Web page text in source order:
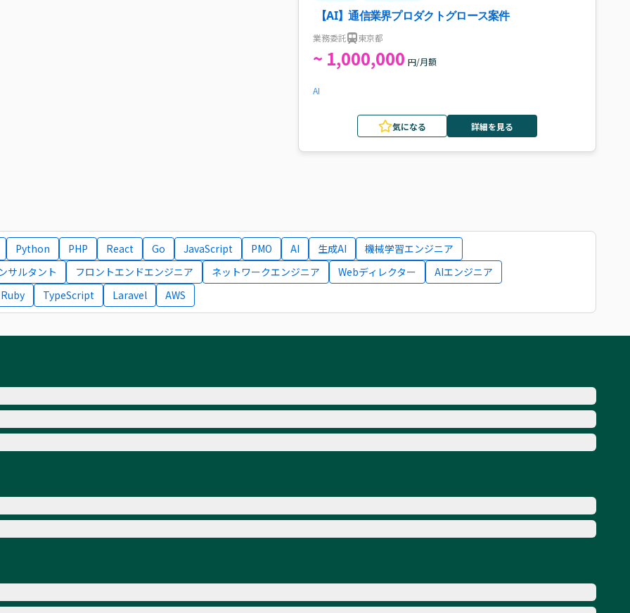
【AI】通信業界プロダクトグロース案件
業務委託 東京都
~ 1,000,000 円/月額
AI
気になる 詳細を見る
Python PHP React Go JavaScript PMO AI 生成AI
機械学習エンジニア
サルタント
フロントエンドエンジニア ネットワークエンジニア Webディレクター
AIエンジニア
Ruby
TypeScript Laravel AWS